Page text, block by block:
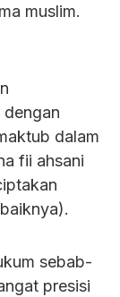
muslim.
dalam
fii ahsani
sebab-
presisi